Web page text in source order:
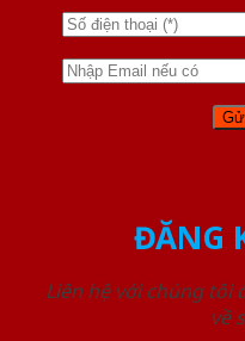
ĐĂNG
Liên hệ với chúng tôi
về